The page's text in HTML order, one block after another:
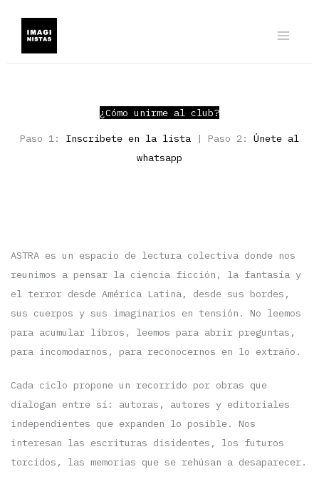
contenido
¿Cómo unirme al club?
Paso 1: Inscríbete en la lista | Paso 2: Únete al
whatsapp
ASTRA es un espacio de lectura colectiva donde nos
reunimos a pensar la ciencia ficción, la fantasía y
el terror desde América Latina, desde sus bordes,
sus cuerpos y sus imaginarios en tensión. No leemos
para acumular libros, leemos para abrir preguntas,
para incomodarnos, para reconocernos en lo extraño.
Cada ciclo propone un recorrido por obras que
dialogan entre sí: autoras, autores y editoriales
independientes que expanden lo posible. Nos
interesan las escrituras disidentes, los futuros
torcidos, las memorias que se rehúsan a desaparecer.